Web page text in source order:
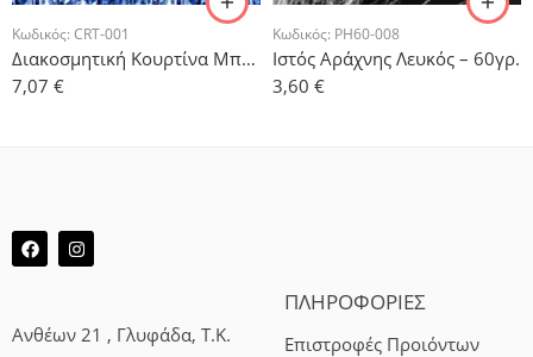
Κωδικός: CRT-001
Διακοσμητική Κουρτίνα Μπλε Foil
7,07 €
Κωδικός: PH60-008
Ιστός Αράχνης Λευκός – 60γρ.
3,60 €
Ανθέων 21 , Γλυφάδα, Τ.Κ.
ΠΛΗΡΟΦΟΡΙΕΣ
Επιστροφές Προιόντων